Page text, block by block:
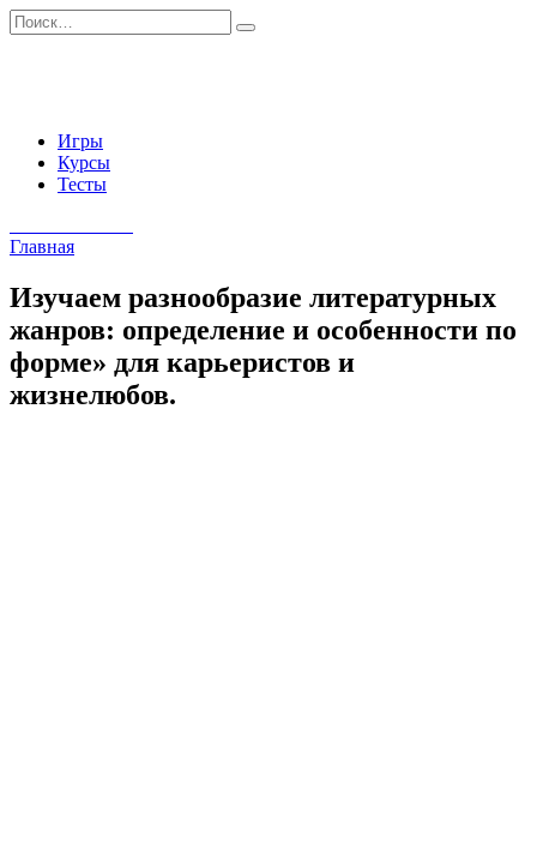
Перейти
к
Search
for:
Игры
Курсы
Тесты
Главная
Изучаем разнообразие литературных
жанров: определение и особенности по
форме» для карьеристов и
жизнелюбов.